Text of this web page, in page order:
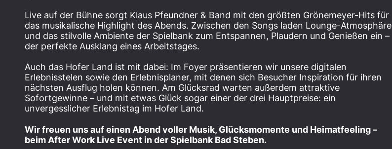
Live auf der Bühne sorgt Klaus Pfeundner & Band mit den größten Grönemeyer-Hits für
das musikalische Highlight des Abends. Zwischen den Songs laden Lounge-Atmosphäre
und das stilvolle Ambiente der Spielbank zum Entspannen, Plaudern und Genießen ein –
der perfekte Ausklang eines Arbeitstages.
Auch das Hofer Land ist mit dabei: Im Foyer präsentieren wir unsere digitalen
Erlebnisstelen sowie den Erlebnisplaner, mit denen sich Besucher Inspiration für ihren
nächsten Ausflug holen können. Am Glücksrad warten außerdem attraktive
Sofortgewinne – und mit etwas Glück sogar einer der drei Hauptpreise: ein
unvergesslicher Erlebnistag im Hofer Land.
Wir freuen uns auf einen Abend voller Musik, Glücksmomente und Heimatfeeling –
beim After Work Live Event in der Spielbank Bad Steben.